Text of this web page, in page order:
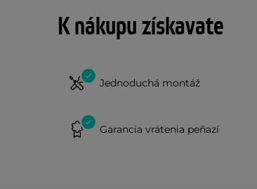
K nákupu získavate
Jednoduchá montáž
Garancia vrátenia peňazí